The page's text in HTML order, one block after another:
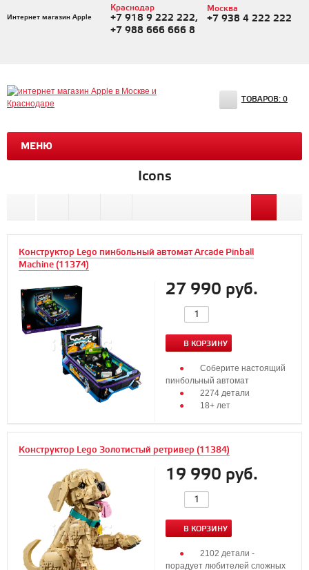
Интернет магазин Apple
Краснодар
+7 918 9 222 222,
+7 988 666 666 8
Москва
+7 938 4 222 222
МЕНЮ
ТОВАРОВ: 0
Icons
Конструктор Lego пинбольный автомат Arcade Pinball
Machine (11374)
27 990 руб.
В КОРЗИНУ
Соберите настоящий
пинбольный автомат
2274 детали
18+ лет
Конструктор Lego Золотистый ретривер (11384)
19 990 руб.
В КОРЗИНУ
2102 детали -
порадует любителей сложных